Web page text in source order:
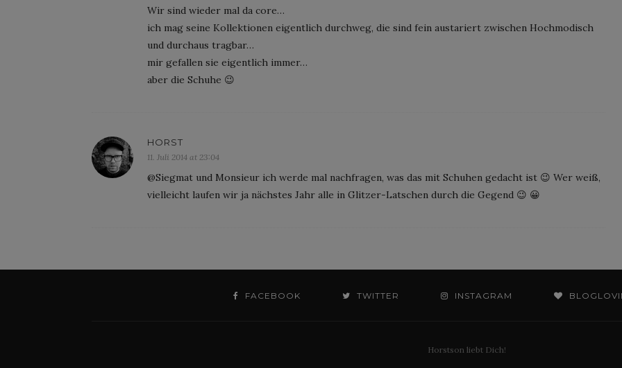
Wir sind wieder mal da core…
ich mag seine Kollektionen eigentlich durchweg, die sind fein austariert zwischen Hochmodisch
und durchaus tragbar…
mir gefallen sie eigentlich immer…
aber die Schuhe 😉
HORST
11. Juli 2014 at 23:04
@Siegmat und Monsieur ich werde mal nachfragen, was das mit Schuhen gedacht ist 😉 Wer weiß,
vielleicht laufen wir ja nächstes Jahr alle in Glitzer-Latschen durch die Gegend 😉 😀
FACEBOOK TWITTER INSTAGRAM
Horstson liebt Dich!